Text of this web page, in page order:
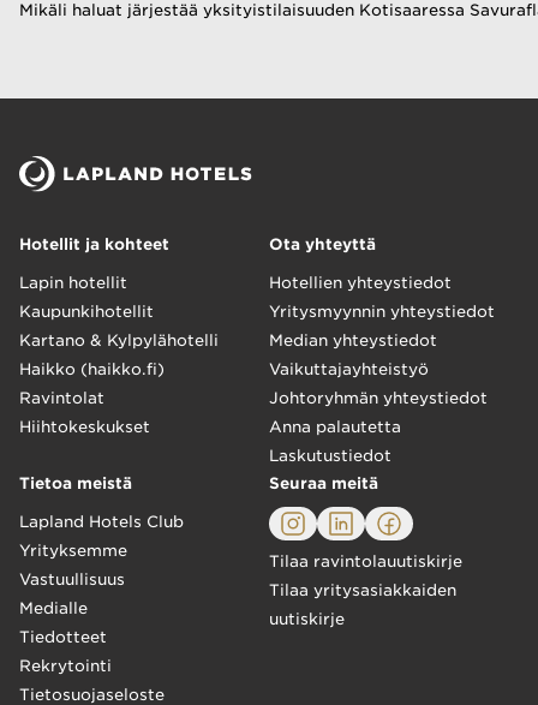
Mikäli haluat järjestää yksityistilaisuuden Kotisaaressa
Hotellit ja kohteet
Lapin hotellit
Kaupunkihotellit
Kartano & Kylpylähotelli
Haikko (haikko.fi)
Ravintolat
Hiihtokeskukset
Ota yhteyttä
Hotellien yhteystiedot
Yritysmyynnin yhteystiedot
Median yhteystiedot
Vaikuttajayhteistyö
Johtoryhmän yhteystiedot
Anna palautetta
Laskutustiedot
Tietoa meistä
Lapland Hotels Club
Yrityksemme
Vastuullisuus
Medialle
Tiedotteet
Rekrytointi
Tietosuojaseloste
Seuraa meitä
Tilaa ravintolauutiskirje
Tilaa yritysasiakkaiden
uutiskirje